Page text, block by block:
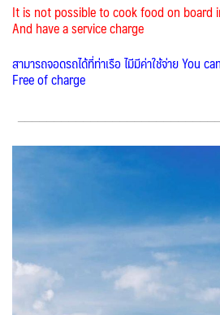
It is not possible to cook food on board
And have a service charge
สามารถจอดรถได้ที่ท่าเรือ ไมีมีค่าใช้จ่าย You
Free of charge